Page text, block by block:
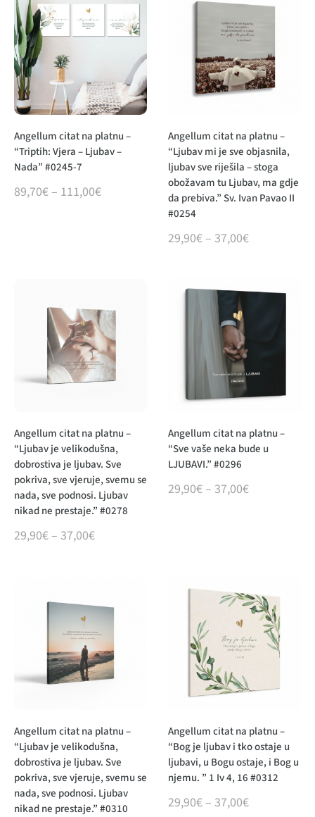
Angellum citat na platnu –
“Triptih: Vjera – Ljubav –
Nada” #0245-7
89,70€ – 111,00€
Angellum citat na platnu –
“Ljubav mi je sve objasnila,
ljubav sve riješila – stoga
obožavam tu Ljubav, ma gdje
da prebiva.” Sv. Ivan Pavao II
#0254
29,90€ – 37,00€
Angellum citat na platnu –
“Ljubav je velikodušna,
dobrostiva je ljubav. Sve
pokriva, sve vjeruje, svemu se
nada, sve podnosi. Ljubav
nikad ne prestaje.” #0278
29,90€ – 37,00€
Angellum citat na platnu –
“Sve vaše neka bude u
LJUBAVI.” #0296
29,90€ – 37,00€
Angellum citat na platnu –
“Ljubav je velikodušna,
dobrostiva je ljubav. Sve
pokriva, sve vjeruje, svemu se
nada, sve podnosi. Ljubav
nikad ne prestaje.” #0310
Angellum citat na platnu –
“Bog je ljubav i tko ostaje u
ljubavi, u Bogu ostaje, i Bog u
njemu. ” 1 Iv 4, 16 #0312
29,90€ – 37,00€